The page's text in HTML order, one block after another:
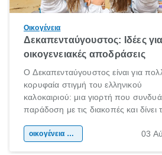
Οικογένεια
Δεκαπενταύγουστος: Ιδέες για
οικογενειακές αποδράσεις
Ο Δεκαπενταύγουστος είναι για
κορυφαία στιγμή του ελληνικού
καλοκαιριού: μια γιορτή που
παράδοση με τις διακοπές και δίνει
χώρας. Είτε πρόκειται για λίγες
οικογένεια & παιδί 03